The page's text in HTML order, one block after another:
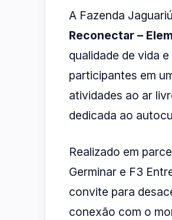
A Fazenda
Reconectar –
qualidade de vida
participantes em
atividades ao ar
dedicada ao
Realizado em
Germinar e F3
convite para
conexão com o